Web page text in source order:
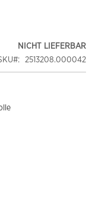
NICHT LIEFERBAR
2513208.000042